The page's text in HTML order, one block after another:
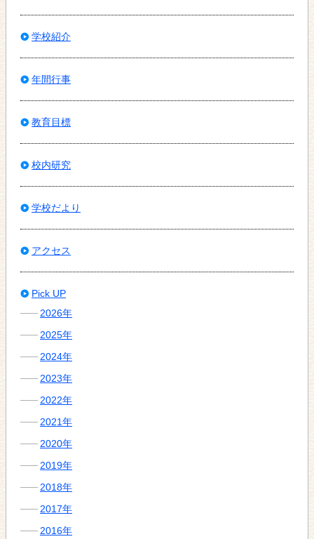
学校紹介
年間行事
教育目標
校内研究
学校だより
アクセス
Pick UP
2026年
2025年
2024年
2023年
2022年
2021年
2020年
2019年
2018年
2017年
2016年